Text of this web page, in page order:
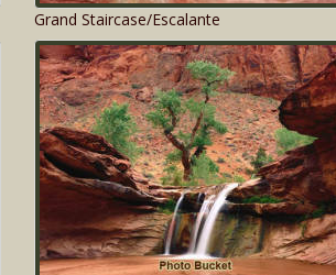
Grand Staircase/Escalante